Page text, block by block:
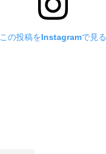
この投稿をInstagramで見る